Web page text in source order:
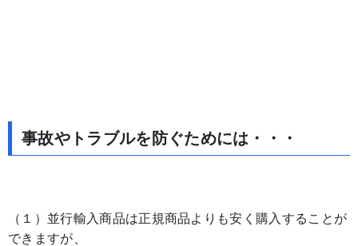
事故やトラブルを防ぐためには・・・
（１）並行輸入商品は正規商品よりも安く購入することが
できますが、